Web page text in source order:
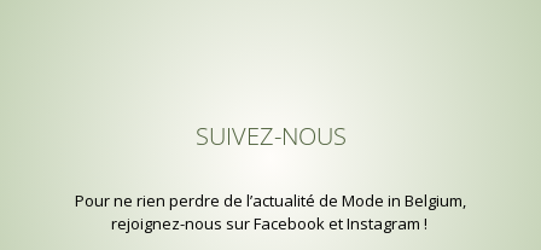
SUIVEZ-NOUS
Pour ne rien perdre de l’actualité de Mode in Belgium,
rejoignez-nous sur Facebook et Instagram !